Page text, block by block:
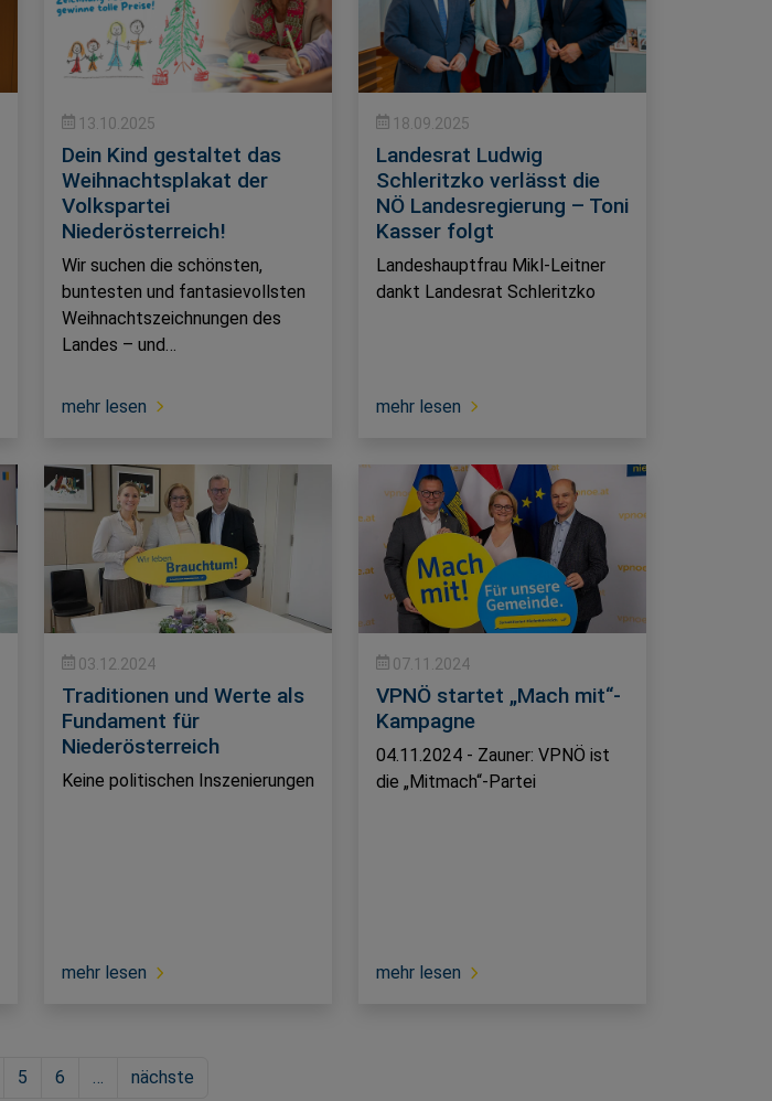
13.10.2025
Dein Kind gestaltet das
Weihnachtsplakat der
Volkspartei
Niederösterreich!
Wir suchen die schönsten,
buntesten und fantasievollsten
Weihnachtszeichnungen des
Landes – und…
mehr lesen
18.09.2025
Landesrat Ludwig
Schleritzko verlässt die
NÖ Landesregierung – Toni
Kasser folgt
Landeshauptfrau Mikl-Leitner
dankt Landesrat Schleritzko
mehr lesen
03.12.2024
Traditionen und Werte als
Fundament für
Niederösterreich
Keine politischen Inszenierungen
mehr lesen
07.11.2024
VPNÖ startet „Mach mit“-
Kampagne
04.11.2024 - Zauner: VPNÖ ist
die „Mitmach“-Partei
mehr lesen
5 6 … nächste